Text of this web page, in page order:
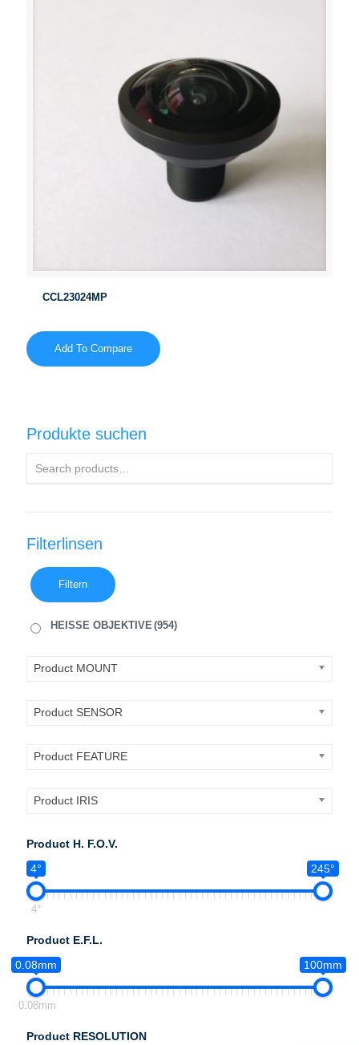
CCL23024MP
Add To Compare
Produkte suchen
Filterlinsen
Filtern
HEISSE OBJEKTIVE (954)
Product MOUNT
Product SENSOR
Product FEATURE
Product IRIS
Product H. F.O.V.
4°
245°
4°
Product E.F.L.
0.08mm
100mm
0.08mm
Product RESOLUTION